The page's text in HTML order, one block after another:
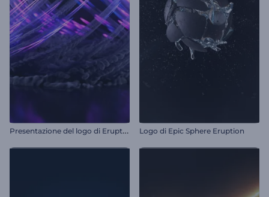
P
resentazione del logo di Eruptive Trails Logo di Epic Sphere Eruption